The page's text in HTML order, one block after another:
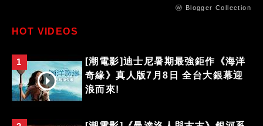
ⓦ Blogger Collection
HOT VIDEOS
1
[潮電影]迪士尼暑期最強鉅作《海洋
奇緣》真人版7月8日 全台大銀幕迎
浪而來!